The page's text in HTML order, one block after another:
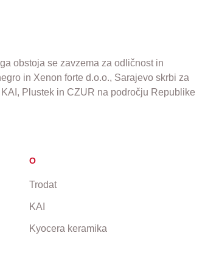
obstoja se zavzema za odličnost in
in Xenon forte d.o.o., Sarajevo skrbi za
Plustek in CZUR na področju Republike
O
Trodat
KAI
Kyocera keramika